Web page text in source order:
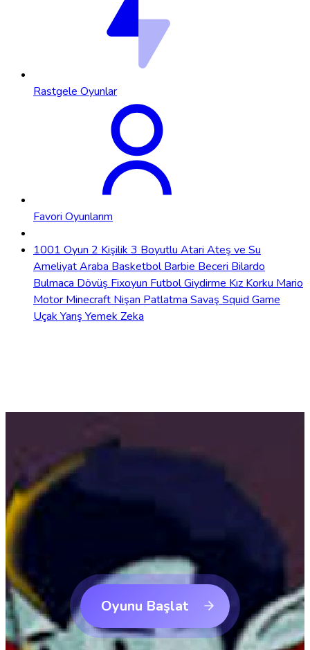
Rastgele Oyunlar
Favori Oyunlarım
1001 Oyun 2 Kişilik 3 Boyutlu Atari Ateş ve Su
AmeliyatAraba BasketbolBarbie Beceri Bilardo
Bulmaca Dövüş Fixoyun FutbolGiydirme Kız Korku Mario
Motor Minecraft Nişan Patlatma Savaş Squid Game
Uçak Yarış Yemek Zeka